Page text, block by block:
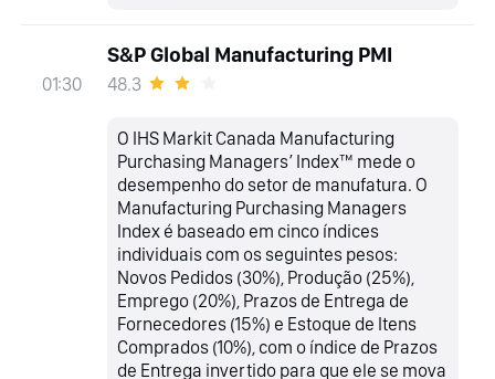
01:30
S&P Global Manufacturing PMI
48.3
O IHS Markit Canada Manufacturing
Purchasing Managers’ Index™ mede o
desempenho do setor de manufatura. O
Manufacturing Purchasing Managers
Index é baseado em cinco índices
individuais com os seguintes pesos:
Novos Pedidos (30%), Produção (25%),
Emprego (20%), Prazos de Entrega de
Fornecedores (15%) e Estoque de Itens
Comprados (10%), com o índice de Prazos
de Entrega invertido para que ele se mova